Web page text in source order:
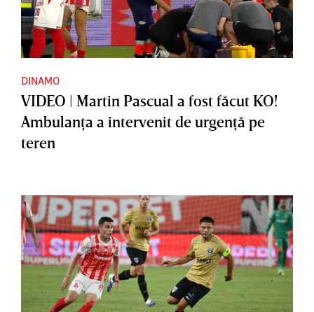
DINAMO
VIDEO | Martin Pascual a fost făcut KO!
Ambulanţa a intervenit de urgenţă pe
teren